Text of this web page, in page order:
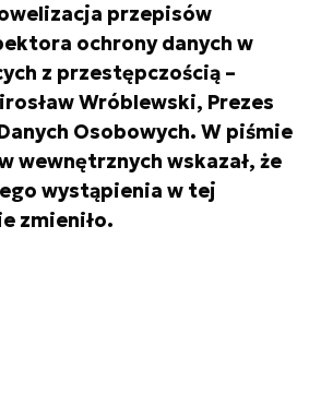
przepisów
ochrony danych w
z przestępczością –
Wróblewski, Prezes
Osobowych. W piśmie
wewnętrznych wskazał, że
wystąpienia w tej
zmieniło.